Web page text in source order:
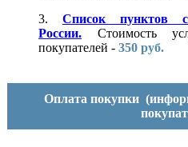
3. Список пунктов
России.
Стоимость
покупателей - 350 руб.
Оплата покупки